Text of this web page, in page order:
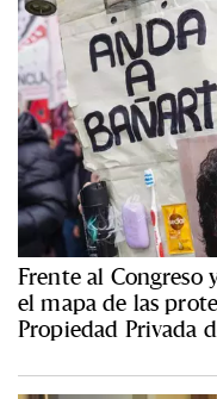
Frente al Congreso
el mapa de las
Propiedad Privada